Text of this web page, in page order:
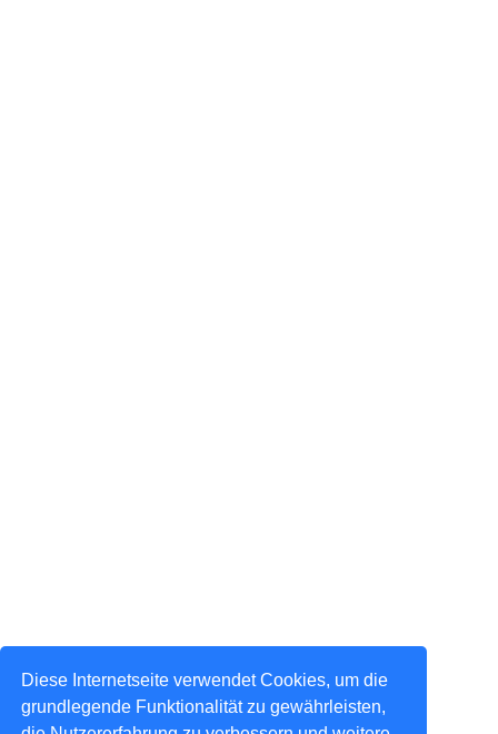
Diese Internetseite verwendet Cookies, um die
grundlegende Funktionalität zu gewährleisten,